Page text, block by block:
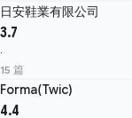
日安鞋業有限公司
3.7
·
15 篇
Forma(Twic)
4.4